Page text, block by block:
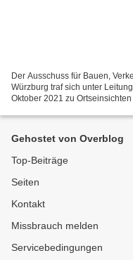
Der Ausschuss für Bauen,
Würzburg traf sich unter
Oktober 2021 zu
Gehostet von Overblog
Top-Beiträge
Seiten
Kontakt
Missbrauch melden
Servicebedingungen